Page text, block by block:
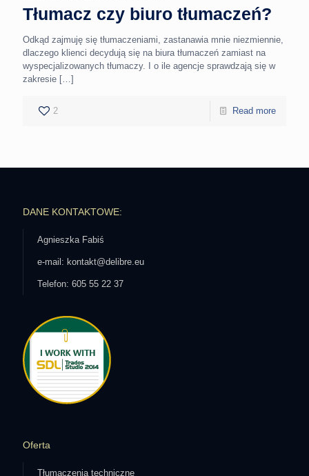
Tłumacz czy biuro tłumaczeń?
Odkąd zajmuję się tłumaczeniami, zastanawia mnie niezmiennie,
dlaczego klienci decydują się na biura tłumaczeń zamiast na
wyspecjalizowanych tłumaczy. I o ile agencje sprawdzają się w
zakresie […]
2 Read more
DANE KONTAKTOWE:
Agnieszka Fabiś
e-mail: kontakt@delibre.eu
Telefon: 605 55 22 37
Oferta
Tłumaczenia techniczne